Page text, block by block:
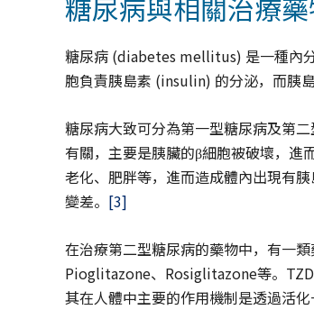
糖尿病與相關治療
糖尿病 (diabetes mellitus) 是一種內
胞負責胰島素 (insulin) 的分泌，而胰
糖尿病大致可分為第一型糖尿病及第
有關，主要是胰臟的β細胞被破壞，進
老化、肥胖等，進而造成體內出現有
變差。 [3]
在治療第二型糖尿病的藥物中，有一
Pioglitazone、Rosiglitazone等。TZD
其在人體中主要的作用機制是透過活